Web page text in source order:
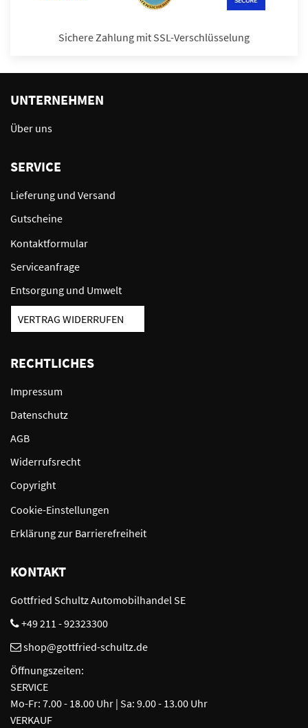
Sichere Zahlung mit SSL-Verschlüsselung
UNTERNEHMEN
Über uns
SERVICE
Lieferung und Versand
Gutscheine
Kontaktformular
Serviceanfrage
Entsorgung und Umwelt
VERTRAG WIDERRUFEN
RECHTLICHES
Impressum
Datenschutz
AGB
Widerrufsrecht
Copyright
Cookie-Einstellungen
Erklärung zur Barrierefreiheit
KONTAKT
Gottfried Schultz Automobilhandel SE
+49 211 - 92323300
shop@gottfried-schultz.de
Öffnungszeiten:
SERVICE
Mo-Fr: 7.00 - 18.00 Uhr | Sa: 9.00 - 13.00 Uhr
VERKAUF